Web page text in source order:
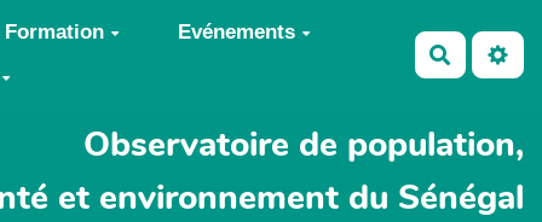
Formation Evénements
Observatoire de population,
et environnement du Sénégal